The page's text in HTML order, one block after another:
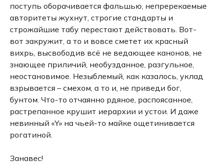
поступь оборачивается фальшью, непререкаемые
авторитеты жухнут, строгие стандарты и
строжайшие табу перестают действовать. Вот-
вот закружит, а то и вовсе сметет их красный
вихрь, высвободив всё не ведающее канонов, не
знающее приличий, необузданное, разгульное,
неостановимое. Незыблемый, как казалось, уклад
взрывается – смехом, а то и, не приведи бог,
бунтом. Что-то отчаянно рдяное, распоясанное,
растрепанное крушит иерархии и устои. И даже
невинный «Y» на чьей-то майке ощетинивается
рогатиной.
Занавес!